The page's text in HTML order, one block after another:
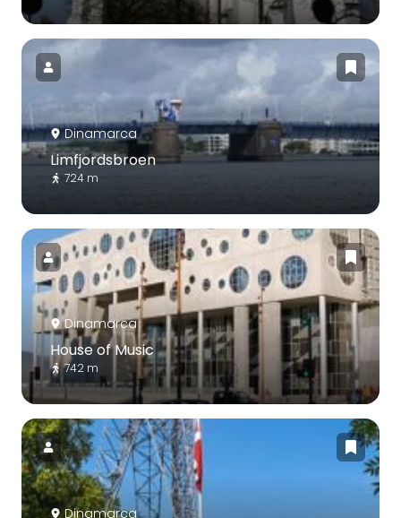
Dinamarca
Limfjordsbroen
724 m
Dinamarca
House of Music
742 m
Dinamarca